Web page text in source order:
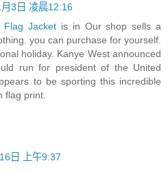
3日 凌晨12:16
Flag Jacket is in Our shop sells a
you can purchase for yourself.
holiday. Kanye West announced
run for president of the United
to be sporting this incredible
flag print.
日 上午9:37